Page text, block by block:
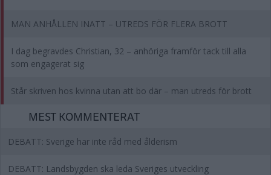
MAN ANHÅLLEN INATT – UTREDS FÖR FLERA BROTT
I dag begravdes Christian, 32 – anhöriga framför tack till alla
som engagerat sig
Står skriven hos kvinna utan att bo där – man utreds för brott
MEST KOMMENTERAT
DEBATT: Sverige har inte råd med ålderism
DEBATT: Landsbygden ska leda Sveriges utveckling